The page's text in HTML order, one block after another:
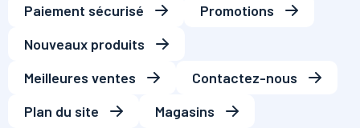
Paiement sécurisé
Promotions
Nouveaux produits
Meilleures ventes
Contactez-nous
Plan du site
Magasins